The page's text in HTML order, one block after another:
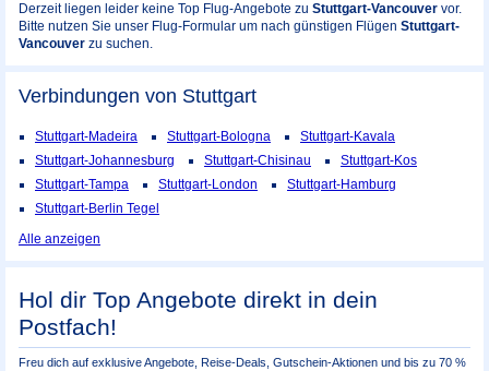
Derzeit liegen leider keine Top Flug-Angebote zu Stuttgart-Vancouver vor.
Bitte nutzen Sie unser Flug-Formular um nach günstigen Flügen Stuttgart-
Vancouver zu suchen.
Verbindungen von Stuttgart
Stuttgart-Madeira Stuttgart-Bologna
Stuttgart-Kavala
Stuttgart-Johannesburg
Stuttgart-Chisinau
Stuttgart-Kos
Stuttgart-Tampa
Stuttgart-London
Stuttgart-Hamburg
Stuttgart-Berlin Tegel
Alle anzeigen
Hol dir Top Angebote direkt in dein
Postfach!
Freu dich auf exklusive Angebote, Reise-Deals, Gutschein-Aktionen und bis zu 70 %